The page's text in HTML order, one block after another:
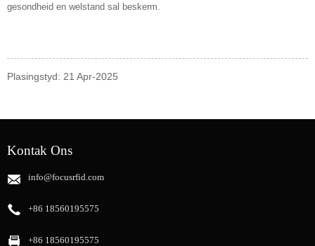
gesondheid en welstand sal beskerm.
Plasingstyd: 21 Apr-2025
Kontak Ons
info@focusrfid.com
+86 18560195575
+86 18560195575